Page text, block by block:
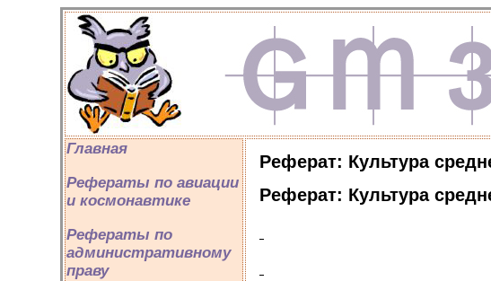
Главная
Рефераты по авиации
и космонавтике
Рефераты по
административному
праву
Реферат: Культура
Реферат: Культура